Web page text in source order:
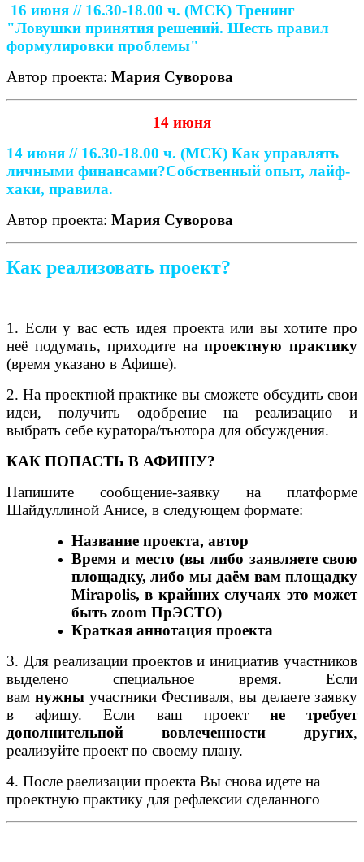
16 июня // 16.30-18.00 ч. (МСК) Тренинг
"Ловушки принятия решений. Шесть правил
формулировки проблемы"
Автор проекта: Мария Суворова
14 июня
14 июня // 16.30-18.00 ч. (МСК) Как управлять
личными финансами?Собственный опыт, лайф-
хаки, правила.
Автор проекта: Мария Суворова
Как реализовать проект?
1. Если у вас есть идея проекта или вы хотите про
неё подумать, приходите напроектную практику
(время указано в Афише).
2. На проектной практике вы сможете обсудить свои
идеи, получить одобрение на реализацию и
выбрать себе куратора/тьютора для обсуждения.
КАК ПОПАСТЬ В АФИШУ?
Напишите сообщение-заявку на платформе
Шайдуллиной Анисе, в следующем формате:
Название проекта, автор
Время и место (вы либо заявляете свою
площадку, либо мы даём вам площадку
Mirapolis, в крайних случаях это может
быть zoom ПрЭСТО)
Краткая аннотация проекта
3. Для реализации проектов и инициатив участников
выделено специальное время. Если
вам нужны участники Фестиваля, вы делаете заявку
в афишу. Если ваш проект не требует
дополнительной вовлеченности других,
реализуйте проект по своему плану.
4. После раелизации проекта Вы снова идете на
проектную практику для рефлексии сделанного